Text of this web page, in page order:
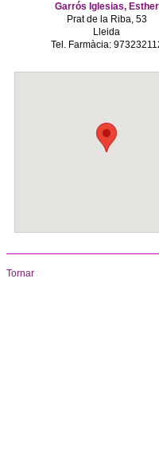
Garrós Iglesias, Esther
Prat de la Riba, 53
Lleida
Tel. Farmàcia:
Tornar